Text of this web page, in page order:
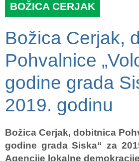
BOŽICA CERJAK
Božica Cerjak,
Pohvalnice
godine grada
2019. godinu
Božica Cerjak, dobitnica
godine grada Siska“ za
Agencije lokalne